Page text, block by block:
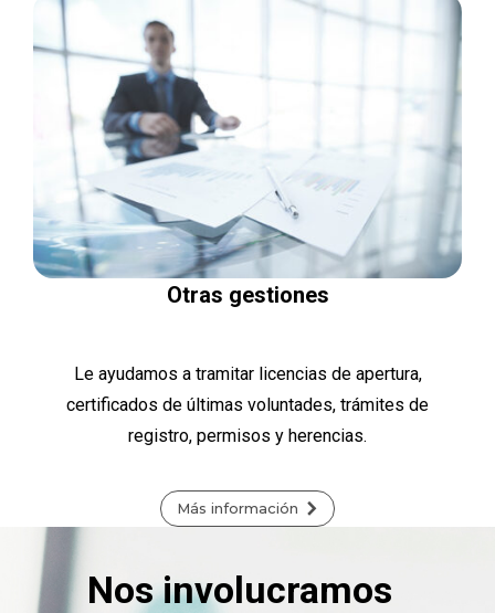
Otras gestiones
Le ayudamos a tramitar licencias de apertura,
certificados de últimas voluntades, trámites de
registro, permisos y herencias.
Más información
Nos involucramos